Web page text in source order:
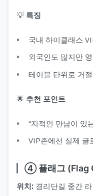
💡 특징
국내 하이클래스
외국인도 많지만
테이블 단위로 거
🌟 추천 포인트
“지적인 만남이 있
VIP존에선 실제 글
④ 플래그 (Flag
위치: 경리단길 중간